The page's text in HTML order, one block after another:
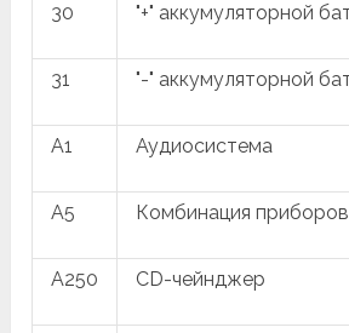
30 "+" аккумуляторной
31 "-" аккумуляторной
A1 Аудиосистема
A5 Комбинация приборов
A250 CD-чейнджер